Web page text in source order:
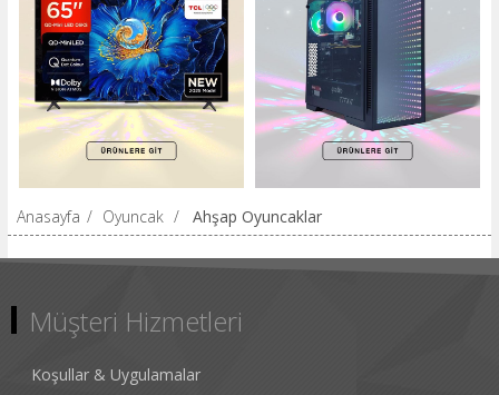
Anasayfa / Oyuncak / Ahşap Oyuncaklar
Müşteri Hizmetleri
Koşullar & Uygulamalar